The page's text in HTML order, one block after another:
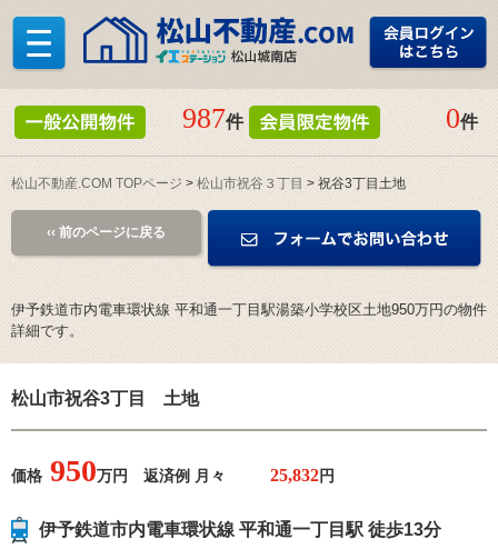
987件 0件
松山不動産.COM TOPページ > 松山市祝谷３丁目 > 祝谷3丁目土地
‹‹ 前のページに戻る
伊予鉄道市内電車環状線 平和通一丁目駅湯築小学校区土地950万円の物件
詳細です。
松山市祝谷3丁目 土地
価格 950万円 返済例 月々 円
伊予鉄道市内電車環状線 平和通一丁目駅 徒歩13分